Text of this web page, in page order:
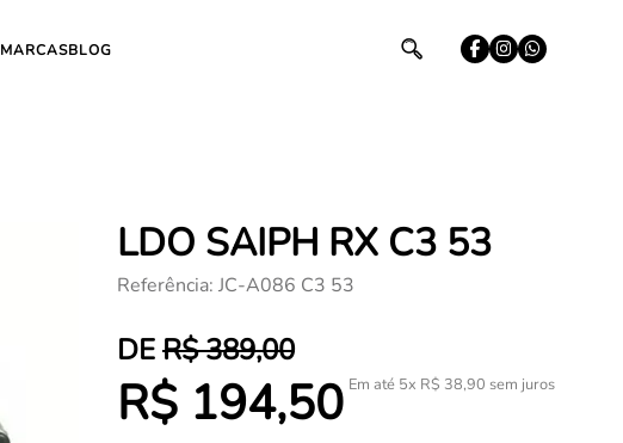
MARCASBLOG
LDO SAIPH RX C3 53
Referência: JC-A086 C3 53
R$389,00
R$ 194,50 Em até 5x R$ 38,90 sem juros